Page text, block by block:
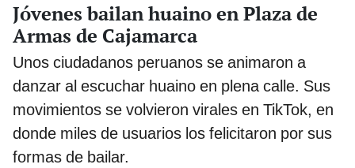
Jóvenes bailan huaino en Plaza de
Armas de Cajamarca
Unos ciudadanos peruanos se animaron a
danzar al escuchar huaino en plena calle. Sus
movimientos se volvieron virales en TikTok, en
donde miles de usuarios los felicitaron por sus
formas de bailar.